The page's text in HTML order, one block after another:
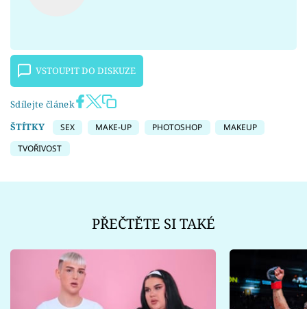
VSTOUPIT DO DISKUZE
Sdílejte článek
ŠTÍTKY
SEX MAKE-UP PHOTOSHOP
MAKEUP
TVOŘIVOST
PŘEČTĚTE SI TAKÉ